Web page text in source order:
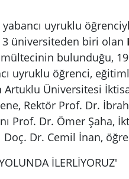
uyruklu
3 üniversiteden biri olan
bulunduğu,
uyruklu öğrenci,
Artuklu Üniversitesi
Rektör Prof. Dr.
Prof. Dr. Ömer Şaha,
Dr. Cemil İnan,
İLERLİYORUZ'